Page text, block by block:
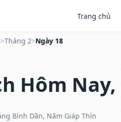
Trang chủ
>Tháng 2>Ngày 18
Hôm
Bính Dần, Năm Giáp Thìn